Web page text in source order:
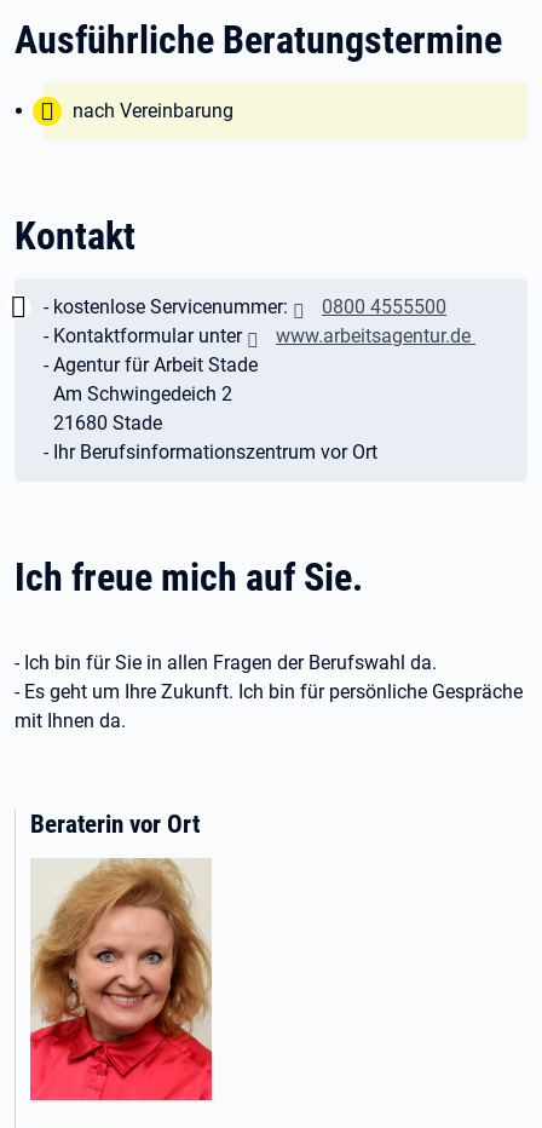
Ausführliche Beratungstermine
Tipp:
nach Vereinbarung
Kontakt
Wichtig:
- kostenlose Servicenummer:
0800 4555500
- Kontaktformular unter
www.arbeitsagentur.de
- Agentur für Arbeit Stade
Am Schwingedeich 2
21680 Stade
- Ihr Berufsinformationszentrum vor Ort
Ich freue mich auf Sie.
- Ich bin für Sie in allen Fragen der Berufswahl da.
- Es geht um Ihre Zukunft. Ich bin für persönliche Gespräche
mit Ihnen da.
Beraterin vor Ort